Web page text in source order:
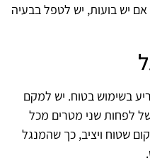
יש בועות, יש לטפל בבעיה
בשימוש בטוח. יש למקם
לפחות שני מטרים מכל
שטוח ויציב, כך שהמנגל